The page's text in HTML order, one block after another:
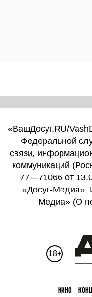
«ВашДосуг.RU/
Федеральной
связи,
коммуникаций
77—71066 от
«Досуг-
Медиа» (О
18+
КИНО